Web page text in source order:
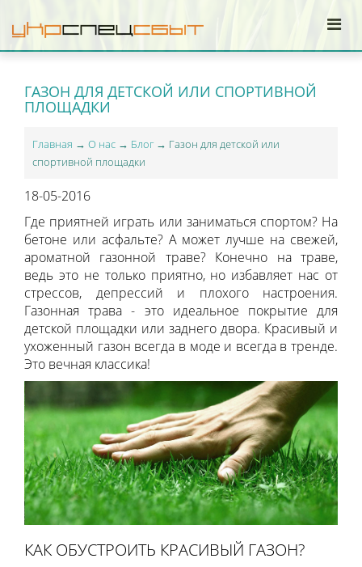
ГАЗОН ДЛЯ ДЕТСКОЙ ИЛИ СПОРТИВНОЙ
ПЛОЩАДКИ
Главная → О нас → Блог→ Газон для детской или
спортивной площадки
18-05-2016
Где приятней играть или заниматься спортом? На
бетоне или асфальте? А может лучше на свежей,
ароматной газонной траве? Конечно на траве,
ведь это не только приятно, но избавляет нас от
стрессов, депрессий и плохого настроения.
Газонная трава - это идеальное покрытие для
детской площадки или заднего двора. Красивый и
ухоженный газон всегда в моде и всегда в тренде.
Это вечная классика!
КАК ОБУСТРОИТЬ КРАСИВЫЙ ГАЗОН?